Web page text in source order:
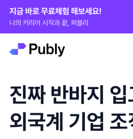
지금 바로 무료체험 해보세요!
나의 커리어 시작과 끝, 퍼블리
진짜 반바지
외국계 기업